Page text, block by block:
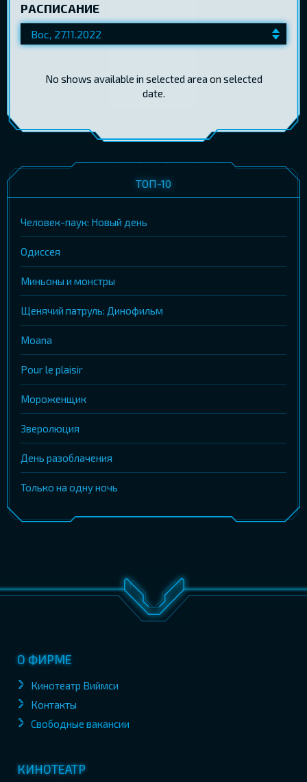
РАСПИСАНИЕ
No shows available in selected area on selected
date.
ТОП-10
Человек-паук: Новый день
Одиссея
Миньоны и монстры
Щенячий патруль: Динофильм
Moana
Pour le plaisir
Мороженщик
Зверолюция
День разоблачения
Только на одну ночь
О ФИРМЕ
Кинотеатр Виймси
Контакты
Свободные вакансии
КИНОТЕАТР